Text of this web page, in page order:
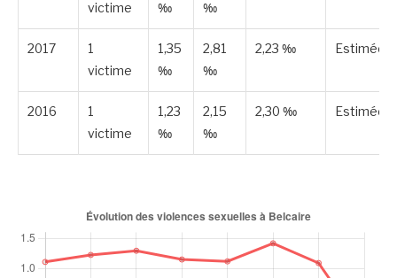
victime
‰
‰
2017
1
victime
1,35
‰
2,81
‰
2,23 ‰ Estimée
2016
1
victime
1,23
‰
2,15
‰
2,30 ‰ Estimée